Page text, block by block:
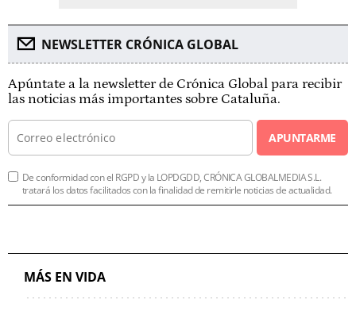
NEWSLETTER CRÓNICA GLOBAL
Apúntate a la newsletter de Crónica Global para recibir
las noticias más importantes sobre Cataluña.
APUNTARME
De conformidad con el RGPD y la LOPDGDD, CRÓNICA GLOBALMEDIA S.L.
tratará los datos facilitados con la finalidad de remitirle noticias de actualidad.
MÁS EN VIDA